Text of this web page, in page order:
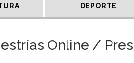
DEPORTE
Online /